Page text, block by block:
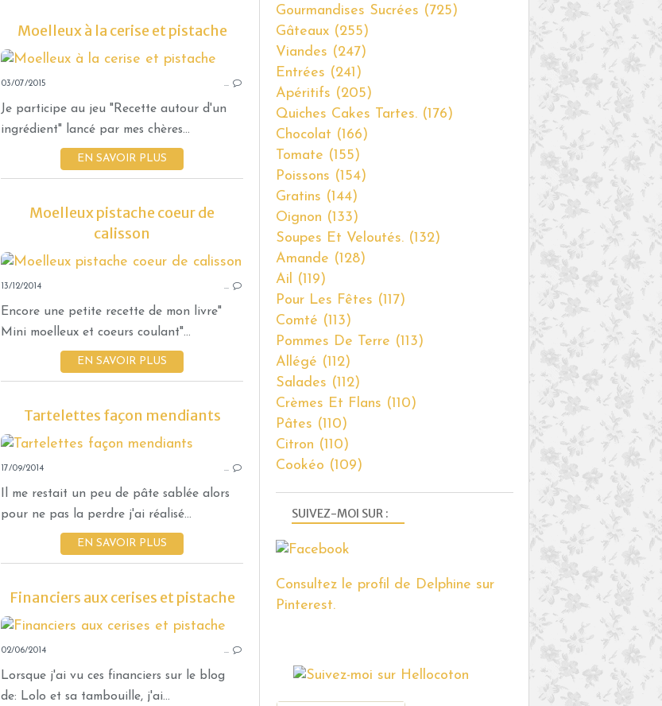
THERMOMIX
SABLÉ
CHOCOLAT
Moelleux à la cerise et pistache
PISTACHE
GOURMANDISES SUCRÉES
03/07/2015 …
Je participe au jeu "Recette autour d'un
ingrédient" lancé par mes chères...
EN SAVOIR PLUS
GÂTEAUX
THERMOMIX
GOURMANDISES SUCRÉES
Moelleux pistache coeur de
calisson
GOURMANDISES SUCRÉES
THERMOMIX
13/12/2014 …
Encore une petite recette de mon livre"
Mini moelleux et coeurs coulant"...
EN SAVOIR PLUS
AMARETTI
PISTACHE
BISCUITS
GOURMANDISES SUCRÉES
Tartelettes façon mendiants
GOURMANDISES SUCRÉES
CHOCOLAT
PISTACHE
AMANDE
17/09/2014 …
Il me restait un peu de pâte sablée alors
pour ne pas la perdre j'ai réalisé...
EN SAVOIR PLUS
VERRINES
MASCARPONE
TIRAMISU
PISTACHE
GOURMANDISES SUCRÉES
Financiers aux cerises et pistache
CERISE
02/06/2014 …
Lorsque j'ai vu ces financiers sur le blog
de: Lolo et sa tambouille, j'ai...
Gourmandises Sucrées (725)
Gâteaux (255)
Viandes (247)
Entrées (241)
Apéritifs (205)
Quiches Cakes Tartes. (176)
Chocolat (166)
Tomate (155)
Poissons (154)
Gratins (144)
Oignon (133)
Soupes Et Veloutés. (132)
Amande (128)
Ail (119)
Pour Les Fêtes (117)
Comté (113)
Pommes De Terre (113)
Allégé (112)
Salades (112)
Crèmes Et Flans (110)
Pâtes (110)
Citron (110)
Cookéo (109)
SUIVEZ-MOI SUR :
Consultez le profil de Delphine sur
Pinterest.